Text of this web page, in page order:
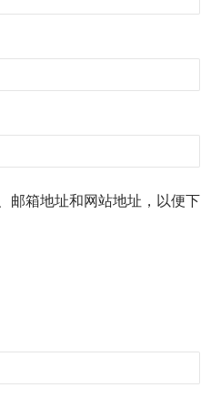
邮箱地址和网站地址，以便下